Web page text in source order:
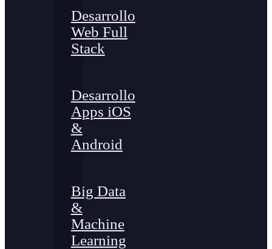
Desarrollo
Web Full
Stack
Desarrollo
Apps iOS
&
Android
Big Data
&
Machine
Learning